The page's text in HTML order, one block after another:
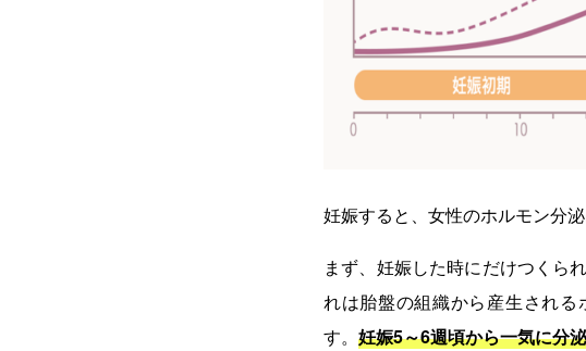
妊娠すると、女性のホルモン分泌
まず、妊娠した時にだけつくら
れは胎盤の組織から産生され
す。妊娠5～6週頃から一気に分